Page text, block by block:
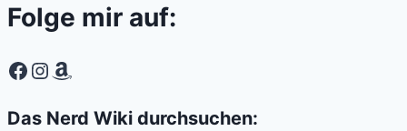
Folge mir auf:
Facebook
Instagram
Amazon
Das Nerd Wiki durchsuchen: